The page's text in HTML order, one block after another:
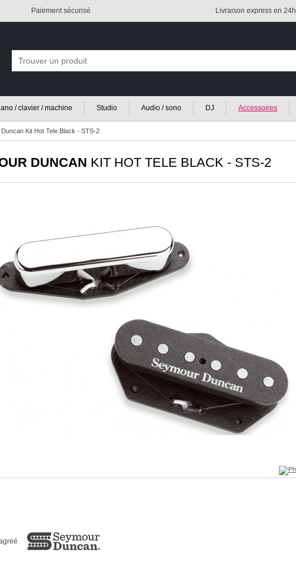
Paiement sécurisé Livraison express en 24h
/ clavier / machine Studio Audio / sono DJ Accessoires
Kit Hot Tele Black - STS-2
DUNCAN KIT HOT TELE BLACK - STS-2